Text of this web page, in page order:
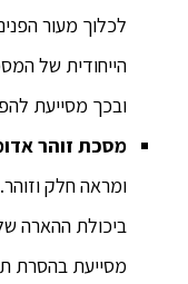
לכלוך מעור
הייחודית של
ובכך מסייעת
מסכת זוהר
ומראה חלק
ביכולת ההארה
מסייעת בהסרת